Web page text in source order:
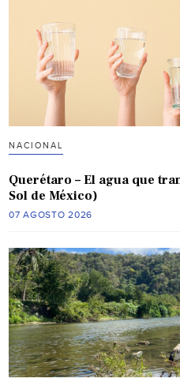
NACIONAL
Querétaro – El agua que
Sol de México)
07 AGOSTO 2026